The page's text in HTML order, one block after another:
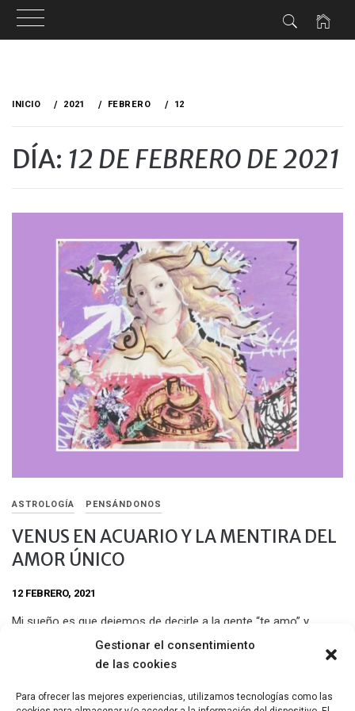
Gestionar el consentimiento
de las cookies
Para ofrecer las mejores experiencias, utilizamos tecnologías como las
INICIO 2021 FEBRERO 12
DÍA: 12 DE FEBRERO DE 2021
ASTROLOGÍA PENSÁNDONOS
VENUS EN ACUARIO Y LA MENTIRA DEL
AMOR ÚNICO
12 FEBRERO, 2021
Mi sueño es que dejemos de decirle a la gente “te amo” y
empecemos a decir «sos amadx». Aparentemente el amor es
el amor de San Valentin, del enamorado o la enamorada, del
forma válida?